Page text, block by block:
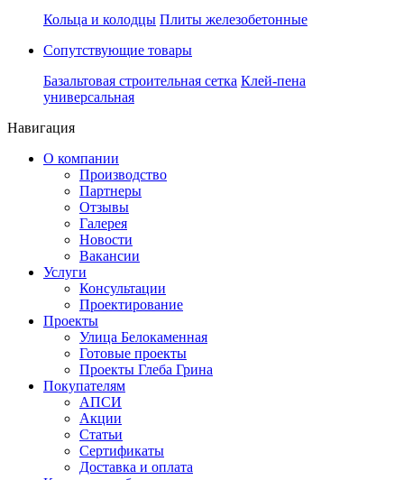
Кольца и колодцы Плиты железобетонные
Сопутствующие товары
Базальтовая строительная сетка Клей-пена
универсальная
Навигация
О компании
Производство
Партнеры
Отзывы
Галерея
Новости
Вакансии
Услуги
Консультации
Проектирование
Проекты
Улица Белокаменная
Готовые проекты
Проекты Глеба Грина
Покупателям
АПСИ
Акции
Статьи
Сертификаты
Доставка и оплата